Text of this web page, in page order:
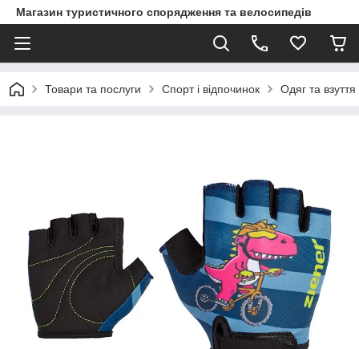
Магазин туристичного спорядження та велосипедів
Товари та послуги Спорт і відпочинок Одяг та